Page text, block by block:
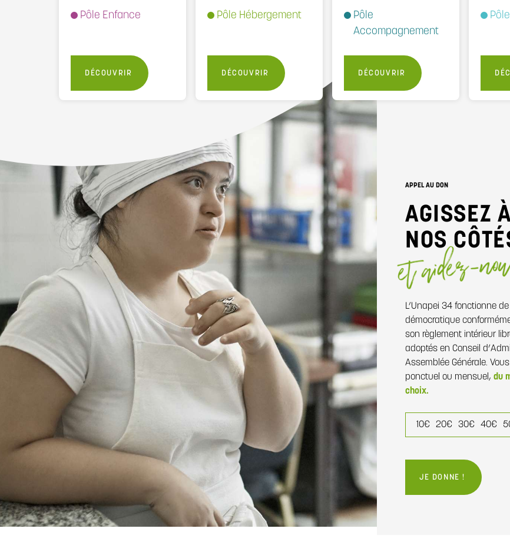
Pôle Enfance
DÉCOUVRIR
Pôle Hébergement
DÉCOUVRIR
Pôle
Accompagnement
DÉCOUVRIR
APPEL AU DON
AGISSEZ
NOS
L’Unapei 34 fonctionne
démocratique
son règlement intérieur
adoptés en Conseil
Assemblée Générale.
ponctuel ou mensuel, du
choix.
10€ 20€ 30€ 40€
JE DONNE !